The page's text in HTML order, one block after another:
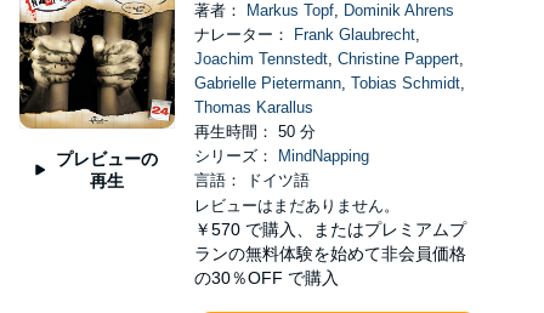
プレビューの
再生
著者： Markus Topf, Dominik Ahrens
ナレーター：
Frank Glaubrecht,
Joachim Tennstedt, Christine Pappert,
Gabrielle Pietermann, Tobias Schmidt,
Thomas Karallus
再生時間： 50 分
シリーズ：
MindNapping
言語： ドイツ語
レビューはまだありません。
￥570 で購入、またはプレミアムプ
ランの無料体験を始めて非会員価格
の30％OFF で購入